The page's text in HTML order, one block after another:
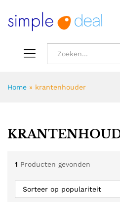
Home » krantenhouder
1 Producten gevonden
Sorteer op populariteit